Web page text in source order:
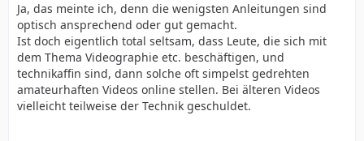
Ja, das meinte ich, denn die wenigsten Anleitungen sind
optisch ansprechend oder gut gemacht.
Ist doch eigentlich total seltsam, dass Leute, die sich mit
dem Thema Videographie etc. beschäftigen, und
technikaffin sind, dann solche oft simpelst gedrehten
amateurhaften Videos online stellen. Bei älteren Videos
vielleicht teilweise der Technik geschuldet.